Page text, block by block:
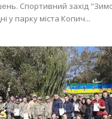
Спортивний захід
у парку міста Копич...